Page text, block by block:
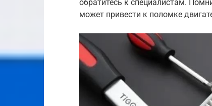
обратитесь к специалистам.
может привести к поломке